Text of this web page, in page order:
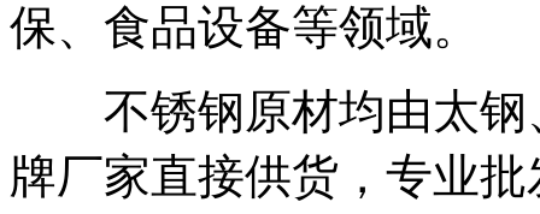
保、食品设备等领域。
不锈钢原材均由太钢
牌厂家直接供货，专业